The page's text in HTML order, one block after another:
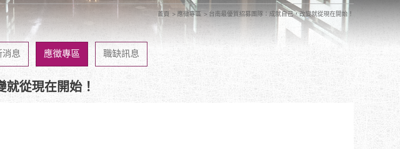
首頁 應徵專區 台南最優質招募團隊：成就自己，改變就從現在開始！
消息 應徵專區 職缺訊息
從現在開始！